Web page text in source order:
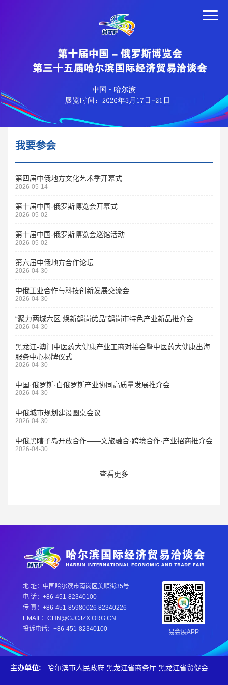
我要参会
第四届中俄地方文化艺术季开幕式
2026-05-14
第十届中国-俄罗斯博览会开幕式
2026-05-02
第十届中国-俄罗斯博览会巡馆活动
2026-05-02
第六届中俄地方合作论坛
2026-04-30
中俄工业合作与科技创新发展交流会
2026-04-30
“聚力两城六区 焕新鹤岗优品”鹤岗市特色产业新品推介会
2026-04-30
黑龙江-澳门中医药大健康产业工商对接会暨中医药大健康出海
服务中心揭牌仪式
2026-04-30
中国·俄罗斯·白俄罗斯产业协同高质量发展推介会
2026-04-30
中俄城市规划建设圆桌会议
2026-04-30
中俄黑瞎子岛开放合作——文旅融合·跨境合作·产业招商推介会
2026-04-30
查看更多
地 址：中国哈尔滨市南岗区美顺街35号
电 话：+86-451-82340100
传 真：+86-451-85980026 82340226
EMAIL：CHN@GJCJZX.ORG.CN
投诉电话：+86-451-82340100
易会展APP
主办单位: 哈尔滨市人民政府 黑龙江省商务厅 黑龙江省贸促会